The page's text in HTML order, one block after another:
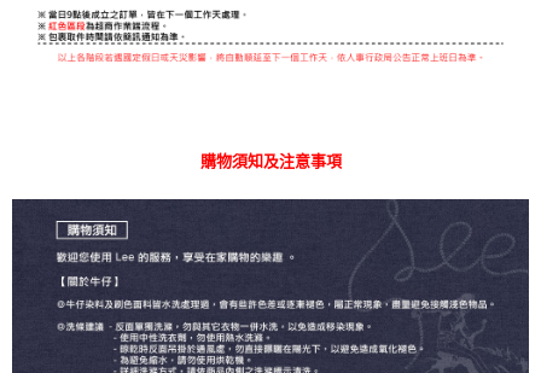
購物須知及注意事項